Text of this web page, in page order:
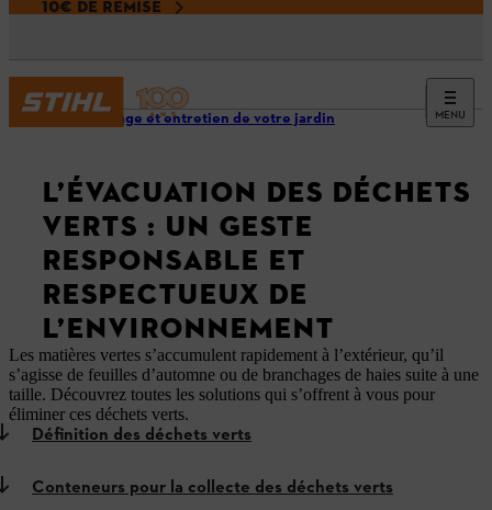
10€ DE REMISE
MENU
Nettoyage et entretien de votre jardin
L’ÉVACUATION DES DÉCHETS
VERTS : UN GESTE
RESPONSABLE ET
RESPECTUEUX DE
L’ENVIRONNEMENT
Les matières vertes s’accumulent rapidement à l’extérieur, qu’il
s’agisse de feuilles d’automne ou de branchages de haies suite à une
taille. Découvrez toutes les solutions qui s’offrent à vous pour
éliminer ces déchets verts.
Définition des déchets verts
Conteneurs pour la collecte des déchets verts